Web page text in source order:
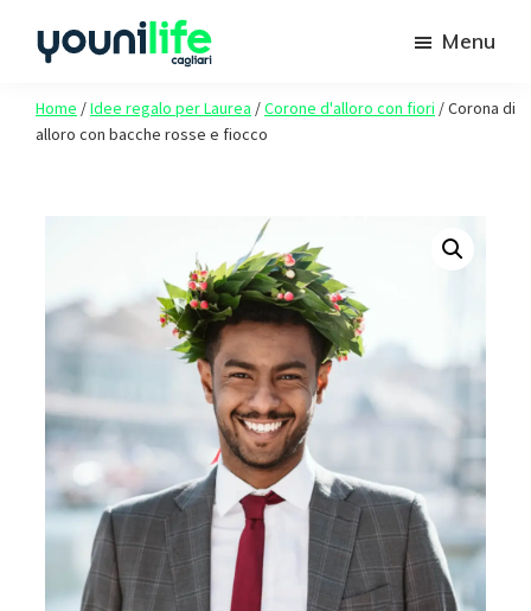
principale
Life
Cagliari
agli
Menu
Home /Idee regalo per Laurea /Corone d'alloro con fiori /Corona di
alloro con bacche rosse e fiocco